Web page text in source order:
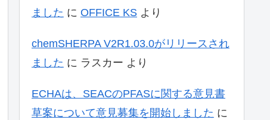
ました に OFFICE KS より
chemSHERPA V2R1.03.0がリリースされ
ました に ラスカー より
ECHAは、SEACのPFASに関する意見書
草案について意見募集を開始しました に